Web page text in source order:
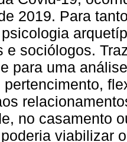
2019. Para
e sociólogos.
para uma
pertencimento,
no casamento
viabilizar